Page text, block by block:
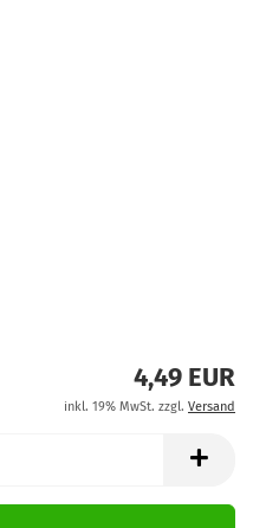
4,49 EUR
inkl. 19% MwSt. zzgl. Versand